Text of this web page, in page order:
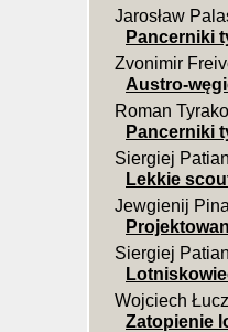
Jarosław
Pancerniki
Zvonimir
Austro-
Roman
Pancerniki
Siergiej
Lekkie
Jewgienij
Siergiej
Wojciech
Zatopienie